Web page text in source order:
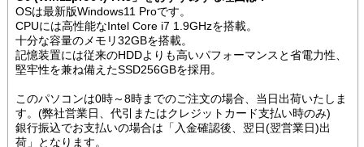
OSは最新版Windows11 Proです。
CPUには高性能なIntel Core i7 1.9GHzを搭載。
十分な容量のメモリ32GBを搭載。
記憶装置には従来のHDDよりも高いパフォーマンスと省電力性、
堅牢性を兼ね備えたSSD256GBを採用。
このパソコンは0時～8時までのご注文の場合、当日出荷いたしま
す。(弊社営業日、代引またはクレジットカード支払い時のみ)
銀行振込でお支払いの場合は「入金確認後、翌日(翌営業日)出
荷」となります。